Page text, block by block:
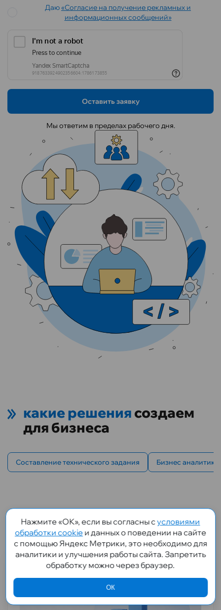
Даю«Согласие на получение рекламных и
информационных сообщений»
Оставить заявку
Мы ответим в пределах рабочего дня.
какие решения создаем
для бизнеса
Составление технического задания Бизнес аналитика
нашистатьи
Нажмите «ОК», если вы согласны сусловиями
обработки cookie и данных о поведении на сайте
с помощью Яндекс Метрики, это необходимо для
аналитики и улучшения работы сайта. Запретить
обработку можно через браузер.
ОК